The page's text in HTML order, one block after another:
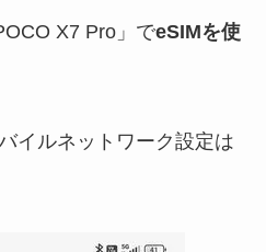
X7 Pro」でeSIMを使
イルネットワーク設定は